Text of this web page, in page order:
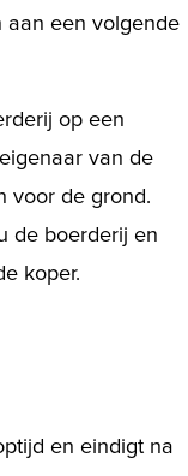
een volgende
op een
van de
voor de grond.
de boerderij en
koper.
en eindigt na